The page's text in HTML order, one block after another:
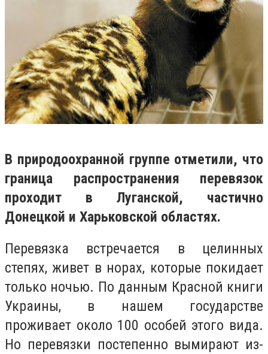
В природоохранной группе отметили, что
граница распространения перевязок
проходит в Луганской, частично
Донецкой и Харьковской областях.
Перевязка встречается в целинных
степях, живет в норах, которые покидает
только ночью. По данным Красной книги
Украины, в нашем государстве
проживает около 100 особей этого вида.
Но перевязки постепенно вымирают из-